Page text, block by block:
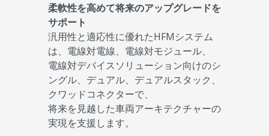
柔軟性を高めて将来のアップグレードを
サポート
汎用性と適応性に優れたHFMシステム
は、電線対電線、電線対モジュール、
電線対デバイスソリューション向けのシ
ングル、デュアル、デュアルスタック、
クワッドコネクターで、
将来を見越した車両アーキテクチャーの
実現を支援します。